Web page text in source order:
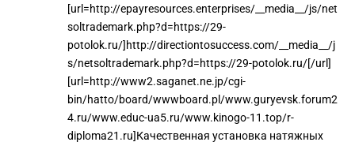
[url=http://epayresources.enterprises/__media__/js/net
soltrademark.php?d=https://29-
potolok.ru/]http://directiontosuccess.com/__media__/j
s/netsoltrademark.php?d=https://29-potolok.ru/[/url]
[url=http://www2.saganet.ne.jp/cgi-
bin/hatto/board/wwwboard.pl/www.guryevsk.forum2
4.ru/www.educ-ua5.ru/www.kinogo-11.top/r-
diploma21.ru]Качественная установка натяжных